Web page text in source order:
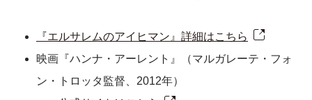
『エルサレムのアイヒマン』詳細はこちら
映画『ハンナ・アーレント』（マルガレーテ・フォ
ン・トロッタ監督、2012年）